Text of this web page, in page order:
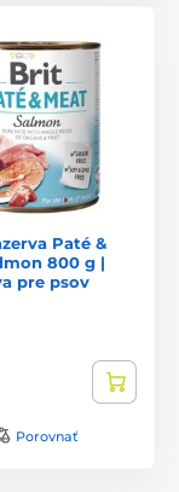
Paté &
800 g |
pre psov
Porovnať